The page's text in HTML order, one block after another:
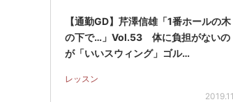
【通勤GD】芹澤信雄「1番ホールの木
の下で…」Vol.53 体に負担がないの
が「いいスウィング」ゴル…
レッスン